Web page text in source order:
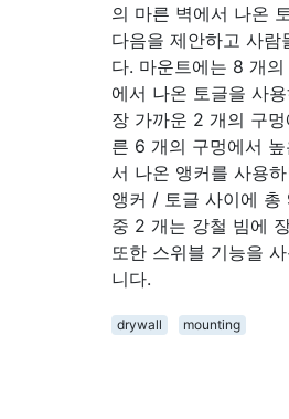
의 마른 벽에서 나온
다음을 제안하고 사람
다. 마운트에는 8 개
에서 나온 토글을 사
장 가까운 2 개의 구
른 6 개의 구멍에서
서 나온 앵커를 사용
앵커 / 토글 사이에 총
중 2 개는 강철 빔에
또한 스위블 기능을
니다.
drywall
mounting